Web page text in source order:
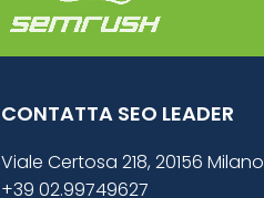
CONTATTA SEO LEADER
Viale Certosa 218, 20156 Milano
+39 02.99749627